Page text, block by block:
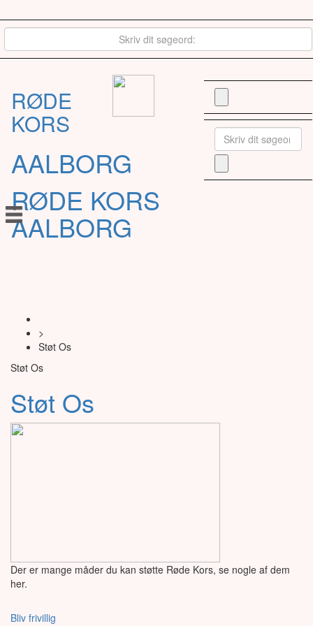
RØDE
KORS
AALBORG
RØDE KORS
AALBORG
>
Støt Os
Støt Os
Støt Os
Der er mange måder du kan støtte Røde Kors, se nogle af dem
her.
Bliv frivillig